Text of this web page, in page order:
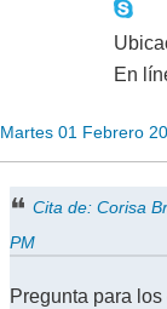
En
Martes 01 Febrero
Cita de: Corisa
PM
Pregunta para